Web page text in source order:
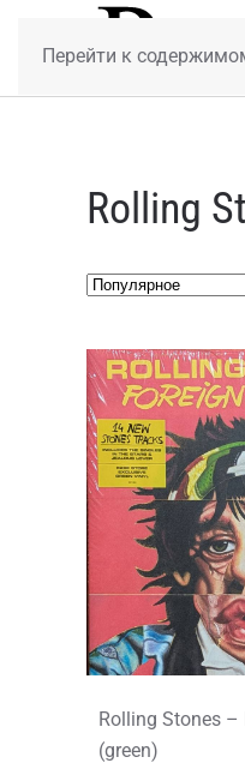
Перейти к
Rolling
Rolling Stones –
(green)